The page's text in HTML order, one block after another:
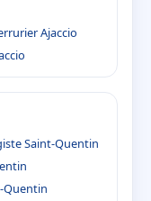
Ajaccio
Saint-Quentin
Quentin